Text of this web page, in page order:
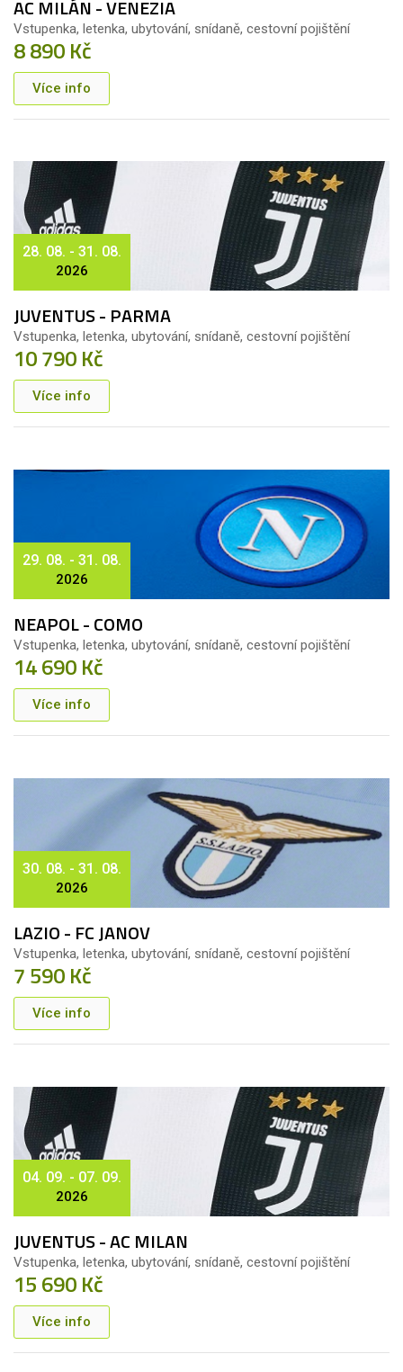
AC MILÁN - VENEZIA
Vstupenka, letenka, ubytování, snídaně, cestovní pojištění
8 890 Kč
Více info
28. 08. - 31. 08.
2026
JUVENTUS - PARMA
Vstupenka, letenka, ubytování, snídaně, cestovní pojištění
10 790 Kč
Více info
29. 08. - 31. 08.
2026
NEAPOL - COMO
Vstupenka, letenka, ubytování, snídaně, cestovní pojištění
14 690 Kč
Více info
30. 08. - 31. 08.
2026
LAZIO - FC JANOV
Vstupenka, letenka, ubytování, snídaně, cestovní pojištění
7 590 Kč
Více info
04. 09. - 07. 09.
2026
JUVENTUS - AC MILAN
Vstupenka, letenka, ubytování, snídaně, cestovní pojištění
15 690 Kč
Více info